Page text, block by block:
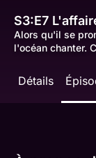
S3:E7
Alors qu'il se
l'océan chanter.
Détails